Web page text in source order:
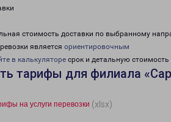
стоимость доставки по выбранному
является ориентировочным
в калькуляторе срок и детальную стоимость
тарифы для филиала
на услуги перевозки (xlsx)